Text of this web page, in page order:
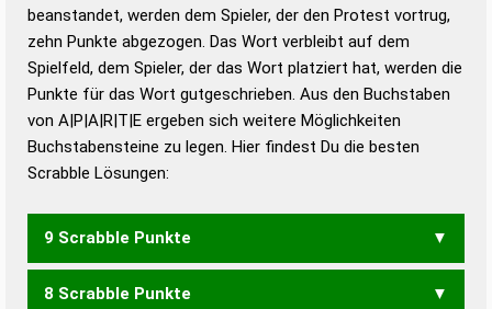
Duden – Standardwerk in 12 Bänden
Duden – Richtiges und gutes
Deutsch
Duden – Die deutsche Grammatik
Duden – Deutsches
beanstandet, werden dem Spieler, der den Protest vortrug,
zehn Punkte abgezogen. Das Wort verbleibt auf dem
Spielfeld, dem Spieler, der das Wort platziert hat, werden die
Punkte für das Wort gutgeschrieben. Aus den Buchstaben
von A|P|A|R|T|E ergeben sich weitere Möglichkeiten
Buchstabensteine zu legen. Hier findest Du die besten
Scrabble Lösungen:
9 Scrabble Punkte
PAARET PAARTE PARATE
8 Scrabble Punkte